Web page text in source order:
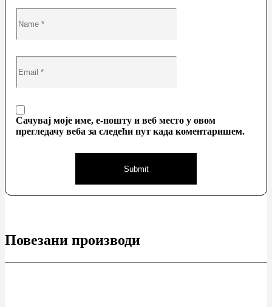
Сачувај моје име, е-пошту и веб место у овом
прегледачу веба за следећи пут када коментаришем.
Повезани производи